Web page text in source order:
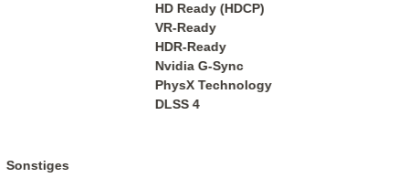
HD Ready (HDCP)
VR-Ready
HDR-Ready
Nvidia G-Sync
PhysX Technology
DLSS 4
Sonstiges